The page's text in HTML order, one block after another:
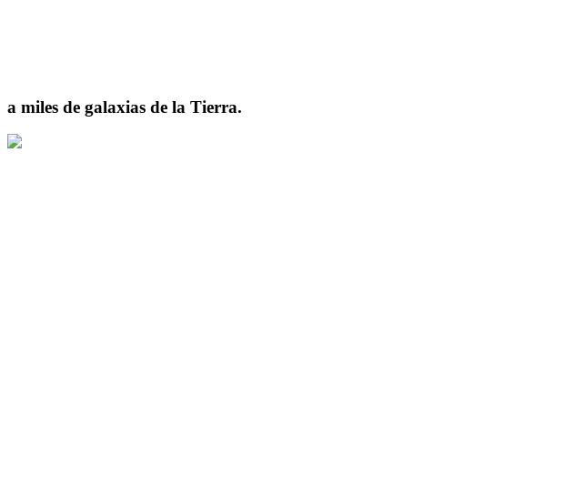
a miles de galaxias de la Tierra.